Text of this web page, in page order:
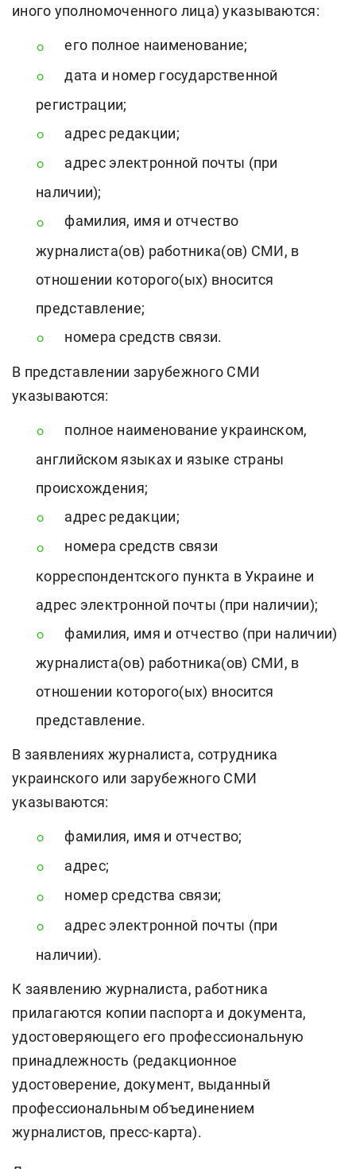
иного уполномоченного лица) указываются:
его полное наименование;
дата и номер государственной
регистрации;
адрес редакции;
адрес электронной почты (при
наличии);
фамилия, имя и отчество
журналиста(ов) работника(ов) СМИ, в
отношении которого(ых) вносится
представление;
номера средств связи.
В представлении зарубежного СМИ
указываются:
полное наименование украинском,
английском языках и языке страны
происхождения;
адрес редакции;
номера средств связи
корреспондентского пункта в Украине и
адрес электронной почты (при наличии);
фамилия, имя и отчество (при наличии)
журналиста(ов) работника(ов) СМИ, в
отношении которого(ых) вносится
представление.
В заявлениях журналиста, сотрудника
украинского или зарубежного СМИ
указываются:
фамилия, имя и отчество;
адрес;
номер средства связи;
адрес электронной почты (при
наличии).
К заявлению журналиста, работника
прилагаются копии паспорта и документа,
удостоверяющего его профессиональную
принадлежность (редакционное
удостоверение, документ, выданный
профессиональным объединением
журналистов, пресс-карта).